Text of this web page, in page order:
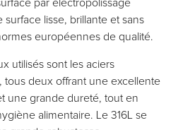
par électropolissage
surface lisse, brillante et sans
européennes de qualité.
utilisés sont les aciers
tous deux offrant une excellente
une grande dureté, tout en
alimentaire. Le 316L se